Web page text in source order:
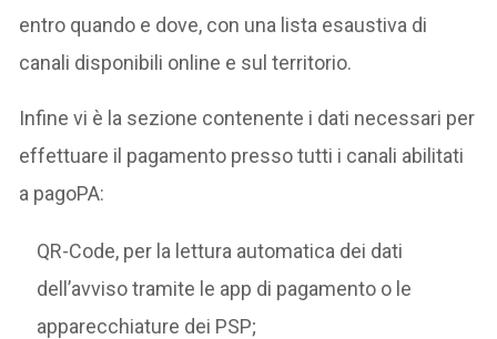
entro quando e dove, con una lista esaustiva di
canali disponibili online e sul territorio.
Infine vi è la sezione contenente i dati necessari per
effettuare il pagamento presso tutti i canali abilitati
a pagoPA:
QR-Code, per la lettura automatica dei dati
dell’avviso tramite le app di pagamento o le
apparecchiature dei PSP;